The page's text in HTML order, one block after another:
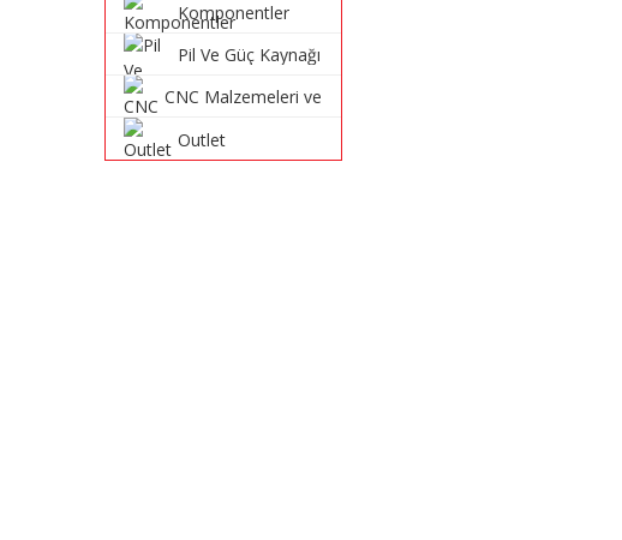
Komponentler
Pil Ve Güç Kaynağı
CNC Malzemeleri ve
Outlet